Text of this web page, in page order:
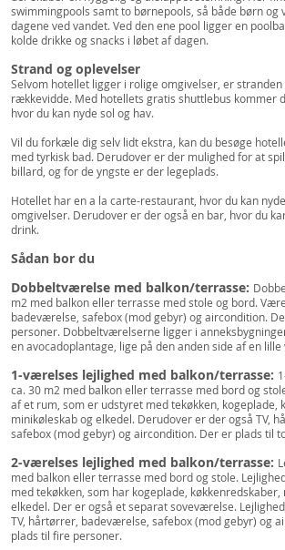
swimmingpools samt to børnepools, så både børn og
dagene ved vandet. Ved den ene pool ligger en
kolde drikke og snacks i løbet af dagen.
Strand og oplevelser
Selvom hotellet ligger i rolige omgivelser, er
rækkevidde. Med hotellets gratis shuttlebus kommer
hvor du kan nyde sol og hav.
Vil du forkæle dig selv lidt ekstra, kan du besøge
med tyrkisk bad. Derudover er der mulighed for at
billard, og for de yngste er der legeplads.
Hotellet har en a la carte-restaurant, hvor du kan
omgivelser. Derudover er der også en bar, hvor du
drink.
Sådan bor du
Dobbeltværelse med balkon/terrasse:
m2 med balkon eller terrasse med stole og bord.
badeværelse, safebox (mod gebyr) og aircondition.
personer. Dobbeltværelserne ligger i
en avocadoplantage, lige på den anden side af en lille
1-værelses lejlighed med balkon/terrasse:
ca. 30 m2 med balkon eller terrasse med bord og
af et rum, som er udstyret med tekøkken, kogeplade,
minikøleskab og elkedel. Derudover er der også TV,
safebox (mod gebyr) og aircondition. Der er plads til
2-værelses lejlighed med balkon/terrasse:
med balkon eller terrasse med bord og stole.
med tekøkken, som har kogeplade, køkkenredskaber,
elkedel. Der er også et separat soveværelse.
TV, hårtørrer, badeværelse, safebox (mod gebyr) og
plads til fire personer.